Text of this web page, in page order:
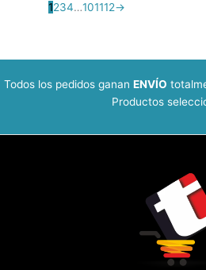
1234…101112→
Todos los pedidos ganan ENVÍO
Productos